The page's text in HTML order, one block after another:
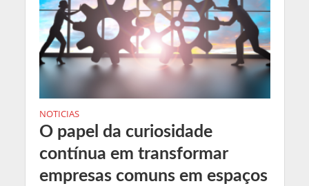
NOTICIAS
O papel da curiosidade
contínua em transformar
empresas comuns em espaços